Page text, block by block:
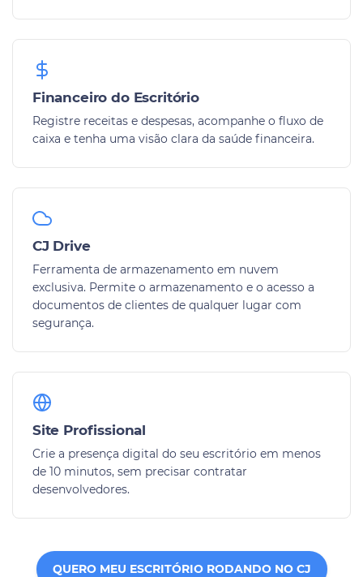
Financeiro do Escritório
Registre receitas e despesas, acompanhe o fluxo de
caixa e tenha uma visão clara da saúde financeira.
CJ Drive
Ferramenta de armazenamento em nuvem
exclusiva. Permite o armazenamento e o acesso a
documentos de clientes de qualquer lugar com
segurança.
Site Profissional
Crie a presença digital do seu escritório em menos
de 10 minutos, sem precisar contratar
desenvolvedores.
QUERO MEU ESCRITÓRIO RODANDO NO CJ